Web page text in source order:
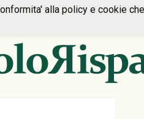
alla policy e cookie